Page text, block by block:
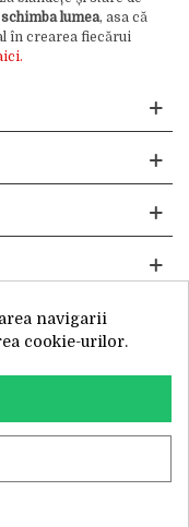
lumea, asa că
în crearea fiecărui
Fiscal: 52428019, Reg.
201-203C, Caciulati,
navigarii
cookie-urilor.